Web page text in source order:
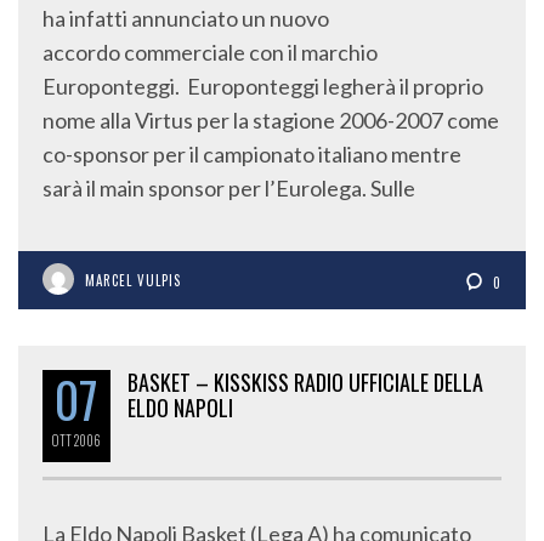
ha infatti annunciato un nuovo
accordo commerciale con il marchio
Europonteggi. Europonteggi legherà il proprio
nome alla Virtus per la stagione 2006-2007 come
co-sponsor per il campionato italiano mentre
sarà il main sponsor per l’Eurolega. Sulle
MARCEL VULPIS 0
07
OTT2006
BASKET – KISSKISS RADIO UFFICIALE DELLA
ELDO NAPOLI
La Eldo Napoli Basket (Lega A) ha comunicato